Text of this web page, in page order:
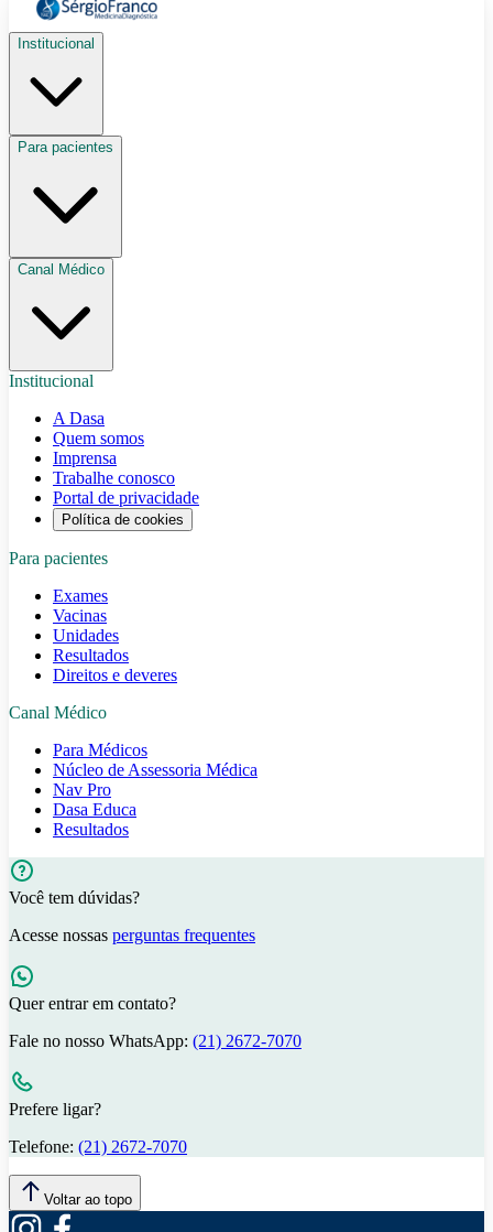
Institucional
Para pacientes
Canal Médico
Institucional
A Dasa
Quem somos
Imprensa
Trabalhe conosco
Portal de privacidade
Política de cookies
Para pacientes
Exames
Vacinas
Unidades
Resultados
Direitos e deveres
Canal Médico
Para Médicos
Núcleo de Assessoria Médica
Nav Pro
Dasa Educa
Resultados
Você tem dúvidas?
Acesse nossas perguntas frequentes
Quer entrar em contato?
Fale no nosso WhatsApp: (21) 2672-7070
Prefere ligar?
Telefone: (21) 2672-7070
Voltar ao topo